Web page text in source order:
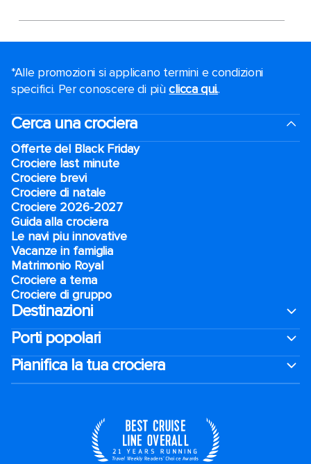
*Alle promozioni si applicano termini e condizioni
specifici. Per conoscere di piùclicca qui..
Cerca una crociera
Offerte del Black Friday
Crociere last minute
Crociere brevi​
Crociere di natale​
Crociere 2026-2027
Guida alla crociera
Le navi piu innovative
Vacanze in famiglia
Matrimonio Royal
Crociere a tema
Crociere di gruppo
Destinazioni
Porti popolari
Pianifica la tua crociera